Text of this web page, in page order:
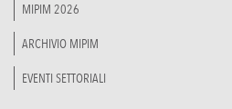
MIPIM 2026
ARCHIVIO MIPIM
EVENTI SETTORIALI